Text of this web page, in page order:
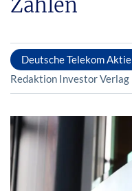
Zahlen
Deutsche Telekom Aktie
Redaktion Investor Verlag